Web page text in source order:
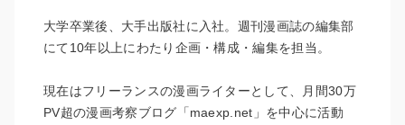
大学卒業後、大手出版社に入社。週刊漫画誌の編集部
にて10年以上にわたり企画・構成・編集を担当。
現在はフリーランスの漫画ライターとして、月間30万
PV超の漫画考察ブログ「maexp.net」を中心に活動